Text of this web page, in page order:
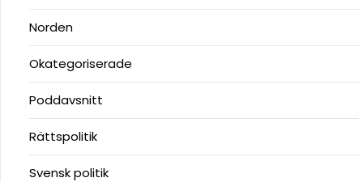
Norden
Okategoriserade
Poddavsnitt
Rättspolitik
Svensk politik